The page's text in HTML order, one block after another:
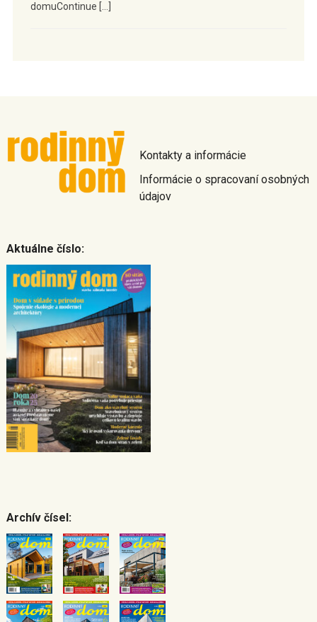
domuContinue […]
Kontakty a informácie
Informácie o spracovaní osobných
údajov
Aktuálne číslo:
Archív čísel: